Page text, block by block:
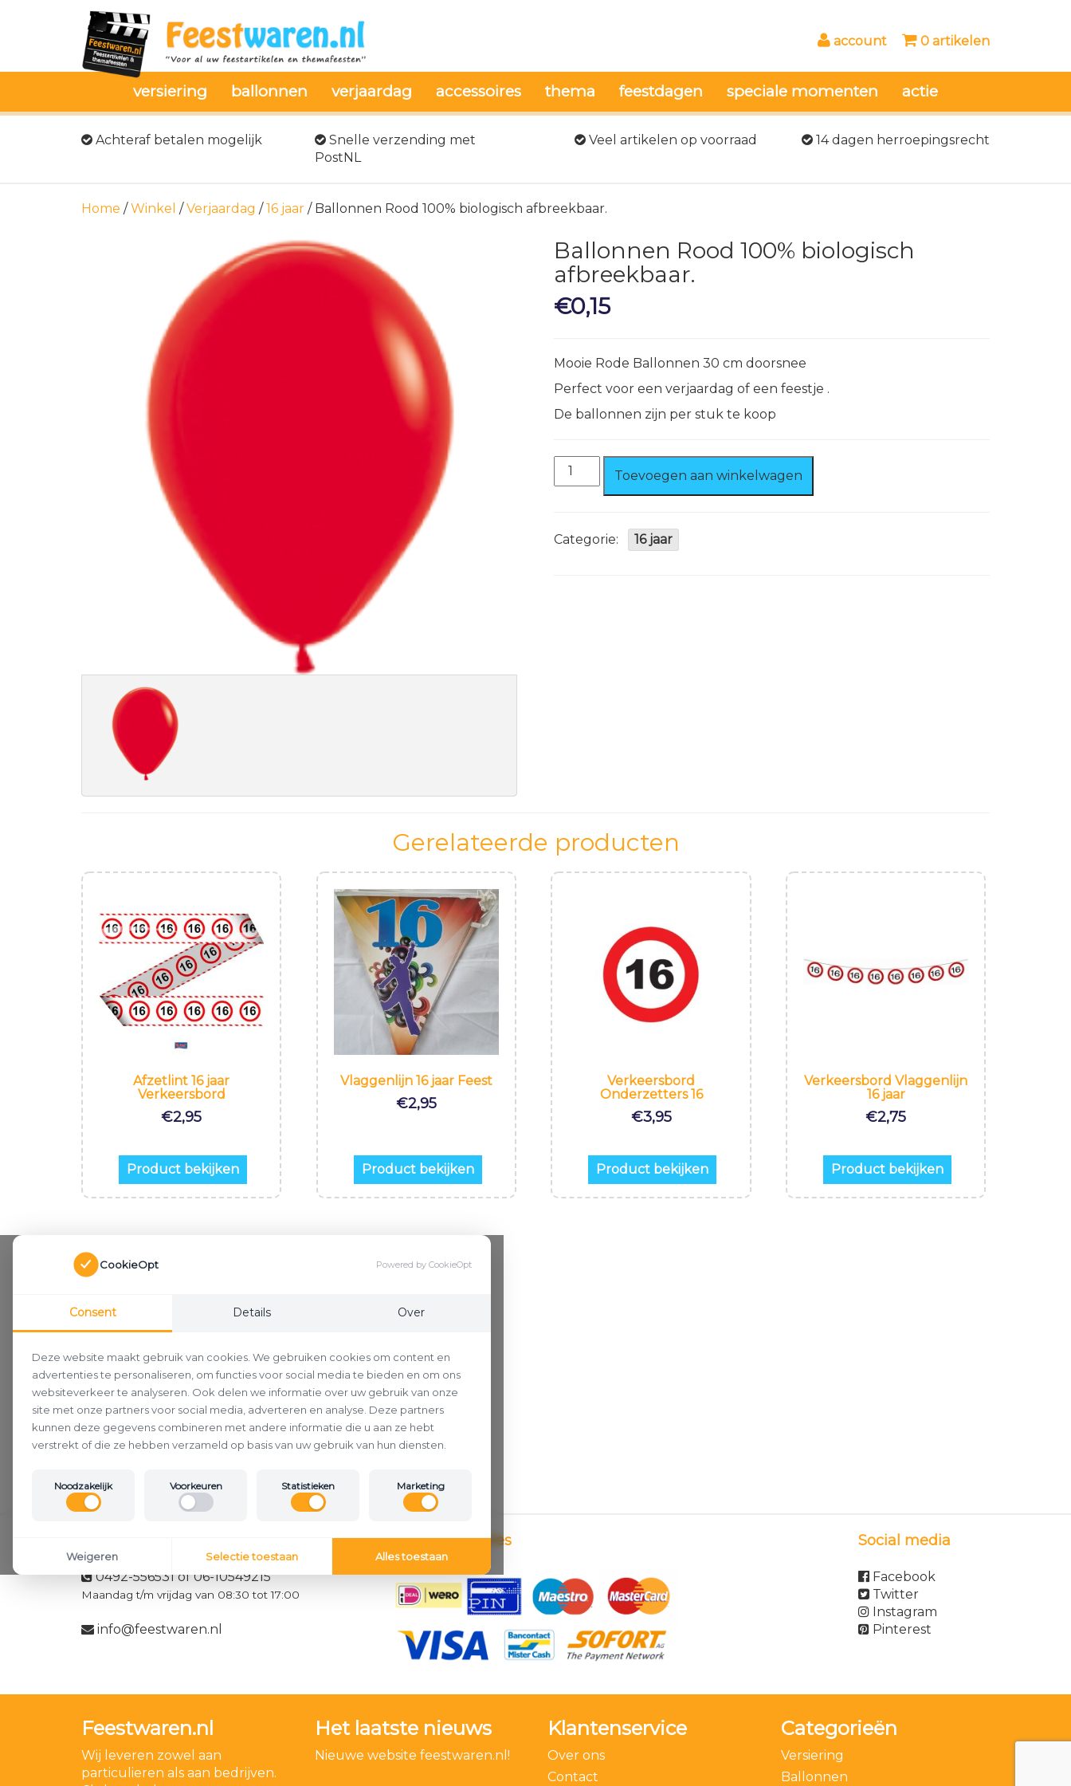
account 0 artikelen
versiering ballonnen verjaardag accessoires thema feestdagen speciale momenten actie
Achteraf betalen mogelijk
Snelle verzending met
PostNL
Veel artikelen op voorraad 14 dagen herroepingsrecht
Home /Winkel /Verjaardag /16 jaar / Ballonnen Rood 100% biologisch afbreekbaar.
Ballonnen Rood 100% biologisch
afbreekbaar.
€0,15
Mooie Rode Ballonnen 30 cm doorsnee
Perfect voor een verjaardag of een feestje .
De ballonnen zijn per stuk te koop
Ballonnen
afbreekbaar.
aantal
Toevoegen aan winkelwagen
Categorie: 16 jaar
Gerelateerde producten
Afzetlint 16 jaar
Verkeersbord
€2,95
Product bekijken
Vlaggenlijn 16 jaar Feest
€2,95
Product bekijken
Verkeersbord
Onderzetters 16
€3,95
Product bekijken
Verkeersbord Vlaggenlijn
16 jaar
€2,75
Product bekijken
0492-556531 of 06-10549215
Maandag t/m vrijdag van 08:30 tot 17:00
info@feestwaren.nl
Betaalmethodes Social media
Facebook
Twitter
Instagram
Pinterest
Feestwaren.nl
Wij leveren zowel aan
particulieren als aan bedrijven.
Het laatste nieuws
Nieuwe website feestwaren.nl!
Klantenservice
Over ons
Contact
Categorieën
Versiering
Ballonnen
CookieOpt Powered by CookieOpt
Consent Details Over
Deze website maakt gebruik van cookies. We gebruiken cookies om content en
advertenties te personaliseren, om functies voor social media te bieden en om ons
websiteverkeer te analyseren. Ook delen we informatie over uw gebruik van onze
site met onze partners voor social media, adverteren en analyse. Deze partners
kunnen deze gegevens combineren met andere informatie die u aan ze hebt
verstrekt of die ze hebben verzameld op basis van uw gebruik van hun diensten.
Noodzakelijk Voorkeuren Statistieken Marketing
Weigeren Selectie toestaan Alles toestaan